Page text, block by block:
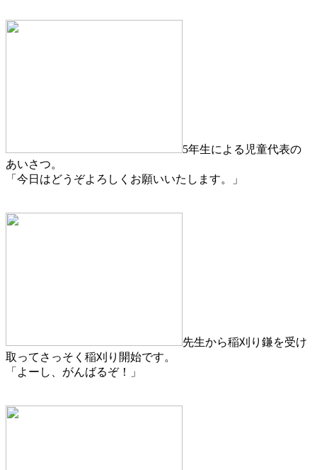
5年生による児童代表の
あいさつ。
「今日はどうぞよろしくお願いいたします。」
先生から稲刈り鎌を受け
取ってさっそく稲刈り開始です。
「よーし、がんばるぞ！」